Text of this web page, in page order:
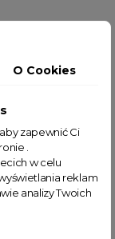
O Cookies
zapewnić Ci
.
w celu
reklam
analizy Twoich